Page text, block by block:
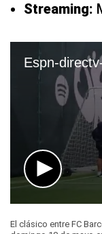
Streaming:
seconds
of
El clásico entre FC